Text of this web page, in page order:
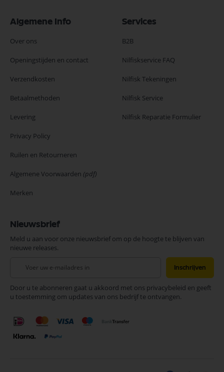
Algemene Info
Over ons
Openingstijden en contact
Verzendkosten
Betaalmethoden
Levering
Privacy Policy
Ruilen en Retourneren
Algemene Voorwaarden (pdf)
Merken
Services
B2B
Nilfiskservice FAQ
Nilfisk Tekeningen
Nilfisk Service
Nilfisk Reparatie Formulier
Nieuwsbrief
Meld u aan voor onze nieuwsbrief om op de hoogte te blijven van
nieuwe releases.
onze
nieuwsbrief
Inschrijven
Door u te abonneren gaat u akkoord met ons privacybeleid en geeft
u toestemming om updates van ons bedrijf te ontvangen.